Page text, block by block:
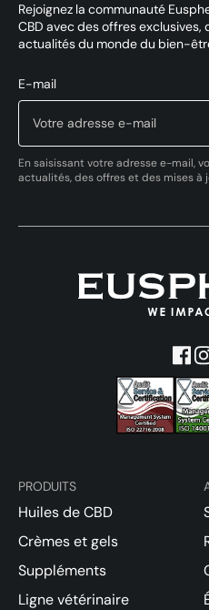
Rejoignez la communauté
CBD avec des offres
actualités du monde du bien-
E-mail
En saisissant votre adresse e-mail,
actualités, des offres et des mises à
PRODUITS
Huiles de CBD
Crèmes et gels
Suppléments
Ligne vétérinaire